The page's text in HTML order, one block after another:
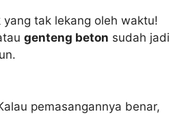
tak lekang oleh waktu!
genteng beton sudah jadi
pemasangannya benar,